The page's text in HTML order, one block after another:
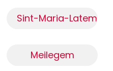
Sint-Maria-Latem
Meilegem